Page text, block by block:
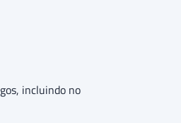
incluindo no